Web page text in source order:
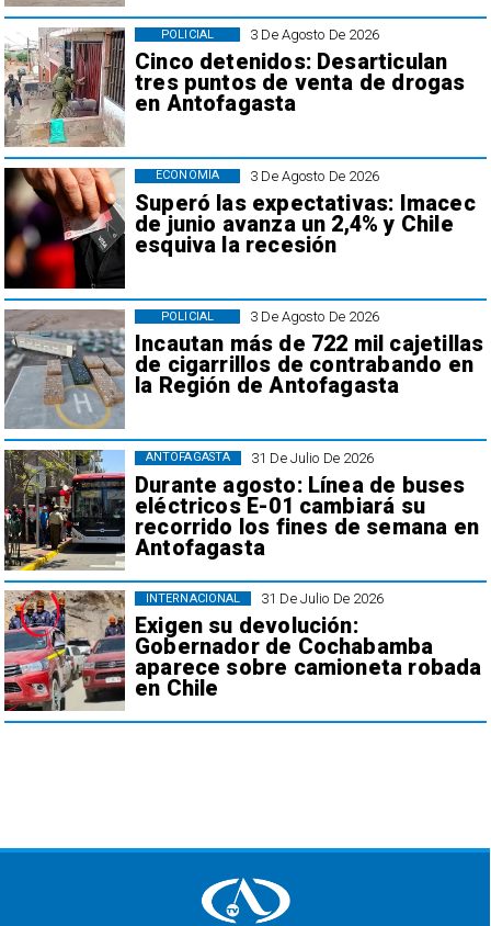
3 De Agosto De 2026
Cinco detenidos: Desarticulan
tres puntos de venta de drogas
en Antofagasta
POLICIAL
3 De Agosto De 2026
Superó las expectativas: Imacec
de junio avanza un 2,4% y Chile
esquiva la recesión
ECONOMÍA
3 De Agosto De 2026
Incautan más de 722 mil cajetillas
de cigarrillos de contrabando en
la Región de Antofagasta
POLICIAL
31 De Julio De 2026
Durante agosto: Línea de buses
eléctricos E-01 cambiará su
recorrido los fines de semana en
Antofagasta
ANTOFAGASTA
31 De Julio De 2026
Exigen su devolución:
Gobernador de Cochabamba
aparece sobre camioneta robada
en Chile
INTERNACIONAL